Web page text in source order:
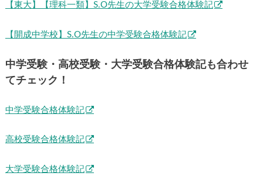
【東大】【理科一類】S.O先生の大学受験合格体験記
【開成中学校】S.O先生の中学受験合格体験記
中学受験・高校受験・大学受験合格体験記も合わせ
てチェック！
中学受験合格体験記
高校受験合格体験記
大学受験合格体験記